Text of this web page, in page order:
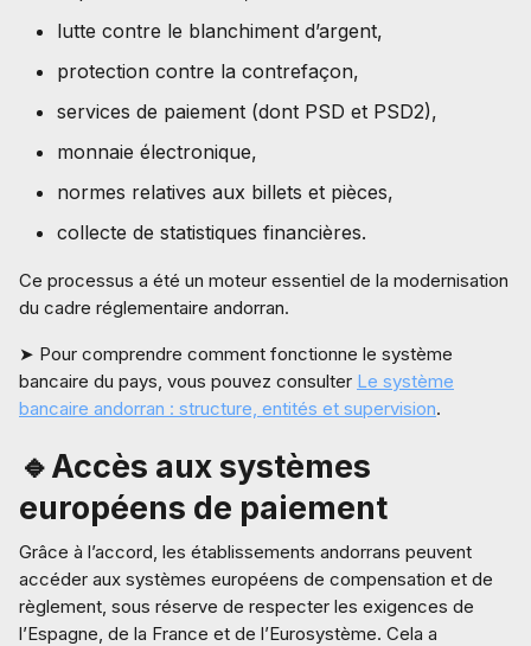
lutte contre le blanchiment d’argent,
protection contre la contrefaçon,
services de paiement (dont PSD et PSD2),
monnaie électronique,
normes relatives aux billets et pièces,
collecte de statistiques financières.
Ce processus a été un moteur essentiel de la modernisation
du cadre réglementaire andorran.
➤ Pour comprendre comment fonctionne le système
bancaire du pays, vous pouvez consulter Le système
bancaire andorran : structure, entités et supervision.
🔹Accès aux systèmes
européens de paiement
Grâce à l’accord, les établissements andorrans peuvent
accéder aux systèmes européens de compensation et de
règlement, sous réserve de respecter les exigences de
l’Espagne, de la France et de l’Eurosystème. Cela a